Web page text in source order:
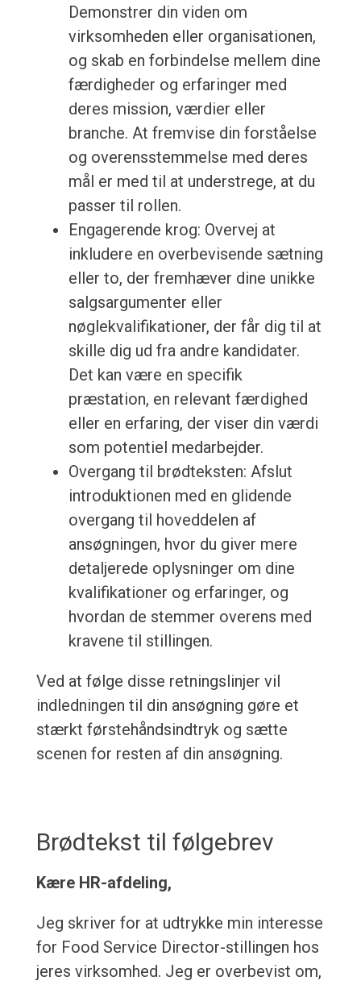
Demonstrer din viden om
virksomheden eller organisationen,
og skab en forbindelse mellem dine
færdigheder og erfaringer med
deres mission, værdier eller
branche. At fremvise din forståelse
og overensstemmelse med deres
mål er med til at understrege, at du
passer til rollen.
Engagerende krog: Overvej at
inkludere en overbevisende sætning
eller to, der fremhæver dine unikke
salgsargumenter eller
nøglekvalifikationer, der får dig til at
skille dig ud fra andre kandidater.
Det kan være en specifik
præstation, en relevant færdighed
eller en erfaring, der viser din værdi
som potentiel medarbejder.
Overgang til brødteksten: Afslut
introduktionen med en glidende
overgang til hoveddelen af
ansøgningen, hvor du giver mere
detaljerede oplysninger om dine
kvalifikationer og erfaringer, og
hvordan de stemmer overens med
kravene til stillingen.
Ved at følge disse retningslinjer vil
indledningen til din ansøgning gøre et
stærkt førstehåndsindtryk og sætte
scenen for resten af din ansøgning.
Brødtekst til følgebrev
Kære HR-afdeling,
Jeg skriver for at udtrykke min interesse
for Food Service Director-stillingen hos
jeres virksomhed. Jeg er overbevist om,